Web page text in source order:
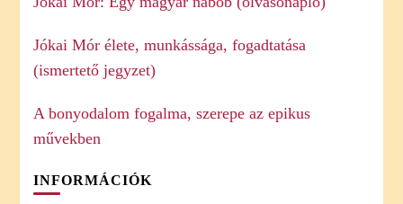
Jókai Mór élete, munkássága, fogadtatása
(ismertető jegyzet)
A bonyodalom fogalma, szerepe az epikus
művekben
INFORMÁCIÓK